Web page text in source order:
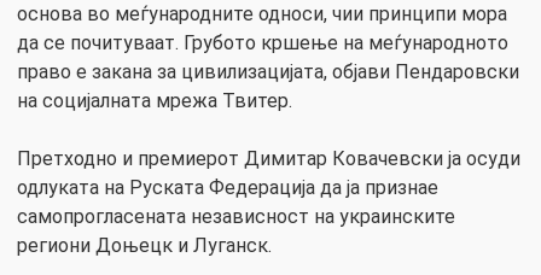
основа во меѓународните односи, чии принципи мора
да се почитуваат. Грубото кршење на меѓународното
право е закана за цивилизацијата, објави Пендаровски
на социјалната мрежа Твитер.
Претходно и премиерот Димитар Ковачевски ја осуди
одлуката на Руската Федерација да ја признае
самопрогласената независност на украинските
региони Доњецк и Луганск.